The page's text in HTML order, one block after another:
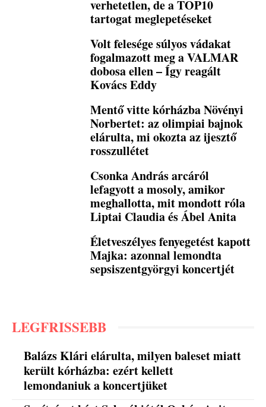
verhetetlen, de a TOP10
tartogat meglepetéseket
Volt felesége súlyos vádakat
fogalmazott meg a VALMAR
dobosa ellen – Így reagált
Kovács Eddy
Mentő vitte kórházba Növényi
Norbertet: az olimpiai bajnok
elárulta, mi okozta az ijesztő
rosszullétet
Csonka András arcáról
lefagyott a mosoly, amikor
meghallotta, mit mondott róla
Liptai Claudia és Ábel Anita
Életveszélyes fenyegetést kapott
Majka: azonnal lemondta
sepsiszentgyörgyi koncertjét
LEGFRISSEBB
Balázs Klári elárulta, milyen baleset miatt
került kórházba: ezért kellett
lemondaniuk a koncertjüket